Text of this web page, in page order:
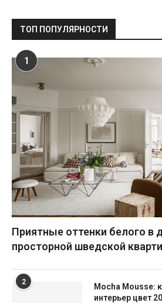
ТОП ПОПУЛЯРНОСТИ
1
Приятные оттенки белого в
просторной шведской
2
Mocha Mousse:
интерьер цвет